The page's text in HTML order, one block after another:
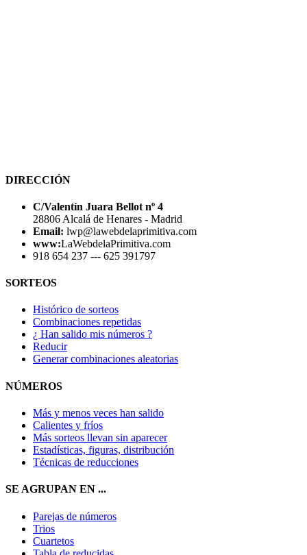
DIRECCIÓN
C/Valentín Juara Bellot nº 4
28806 Alcalá de Henares - Madrid
Email: lwp@lawebdelaprimitiva.com
www:LaWebdelaPrimitiva.com
918 654 237 --- 625 391797
SORTEOS
Histórico de sorteos
Combinaciones repetidas
¿ Han salido mis números ?
Reducir
Generar combinaciones aleatorias
NÚMEROS
Más y menos veces han salido
Calientes y fríos
Más sorteos llevan sin aparecer
Estadísticas, figuras, distribución
Técnicas de reducciones
SE AGRUPAN EN ...
Parejas de números
Trios
Cuartetos